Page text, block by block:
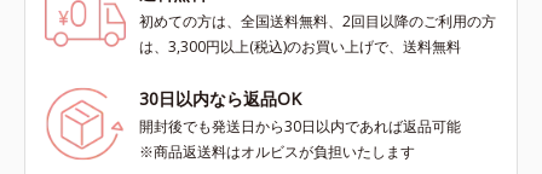
初めての方は、全国送料無料、2回目以降のご利用の方
は、3,300円以上(税込)のお買い上げで、送料無料
30日以内なら返品OK
開封後でも発送日から30日以内であれば返品可能
※商品返送料はオルビスが負担いたします